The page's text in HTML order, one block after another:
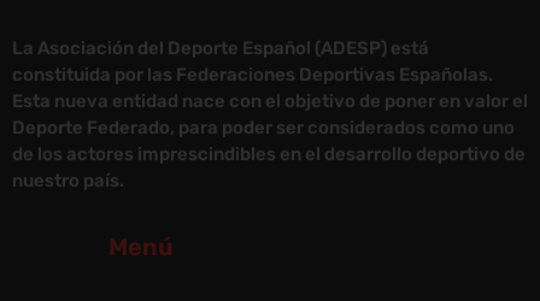
La Asociación del Deporte Español (ADESP) está
constituida por las Federaciones Deportivas Españolas.
Esta nueva entidad nace con el objetivo de poner en valor el
Deporte Federado, para poder ser considerados como uno
de los actores imprescindibles en el desarrollo deportivo de
nuestro país.
Menú